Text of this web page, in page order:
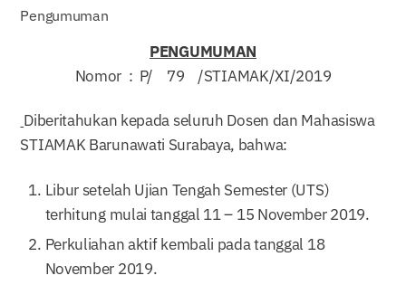
Pengumuman
PENGUMUMAN
Nomor : P/ 79 /STIAMAK/XI/2019
Diberitahukan kepada seluruh Dosen dan Mahasiswa
STIAMAK Barunawati Surabaya, bahwa:
Libur setelah Ujian Tengah Semester (UTS)
terhitung mulai tanggal 11 – 15 November 2019.
Perkuliahan aktif kembali pada tanggal 18
November 2019.